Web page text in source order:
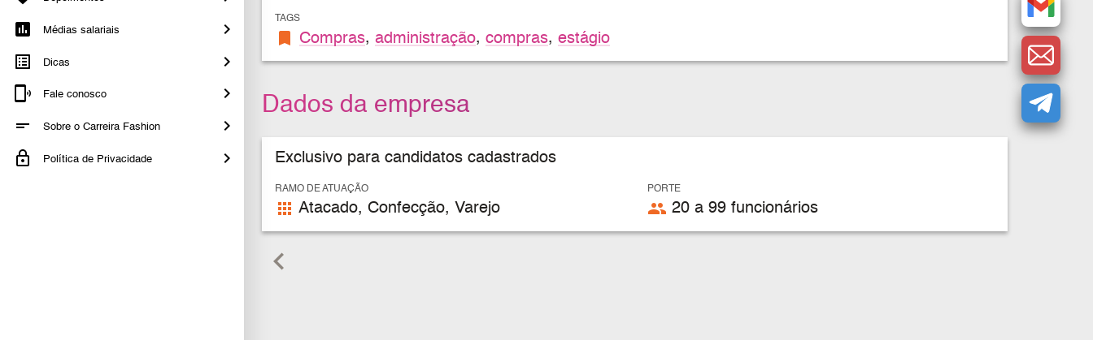
Médias salariais
Dicas
Fale conosco
Sobre o Carreira Fashion
Política de Privacidade
TAGS
bookmark Compras, administração, compras, estágio
Dados da empresa
Exclusivo para candidatos cadastrados
RAMO DE ATUAÇÃO
apps Atacado, Confecção, Varejo
PORTE
people 20 a 99 funcionários
keyboard_arrow_left